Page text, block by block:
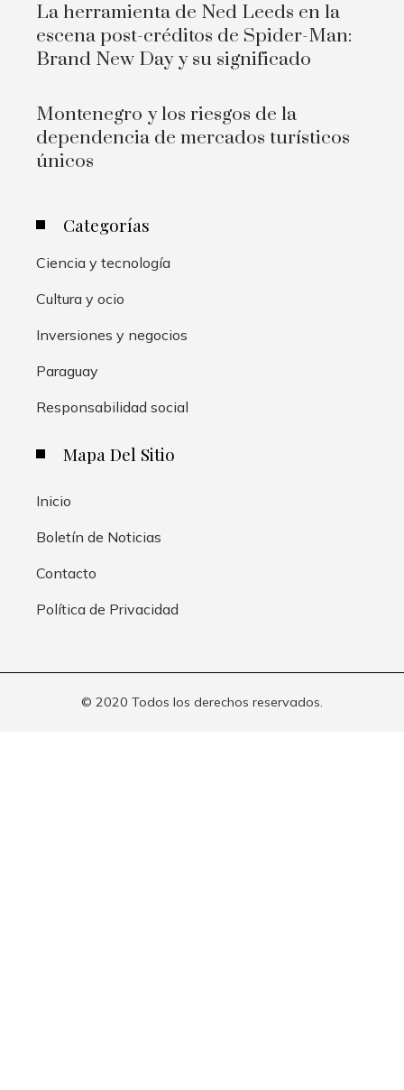
La herramienta de Ned Leeds en la
escena post-créditos de Spider-Man:
Brand New Day y su significado
Montenegro y los riesgos de la
dependencia de mercados turísticos
únicos
Categorías
Ciencia y tecnología
Cultura y ocio
Inversiones y negocios
Paraguay
Responsabilidad social
Mapa Del Sitio
Inicio
Boletín de Noticias
Contacto
Política de Privacidad
© 2020 Todos los derechos reservados.